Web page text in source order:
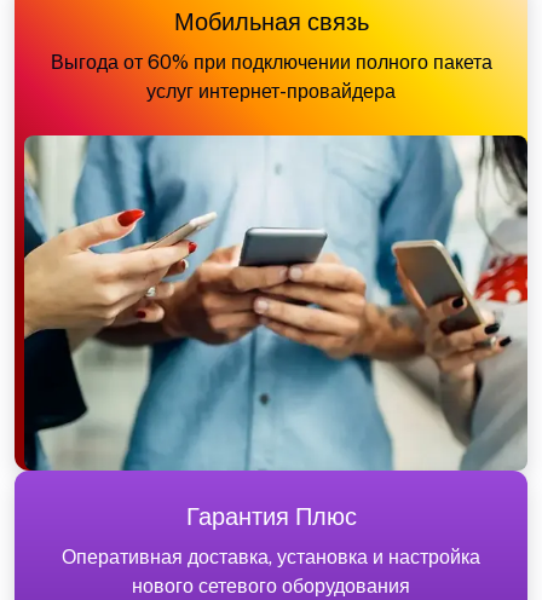
Мобильная связь
Выгода от 60% при подключении полного пакета
услуг интернет-провайдера
Гарантия Плюс
Оперативная доставка, установка и настройка
нового сетевого оборудования